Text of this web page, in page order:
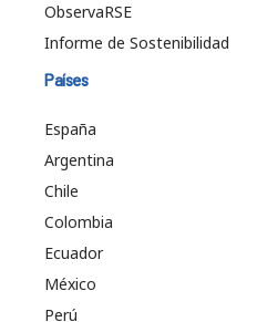
ObservaRSE
Informe de Sostenibilidad
Países
España
Argentina
Chile
Colombia
Ecuador
México
Perú